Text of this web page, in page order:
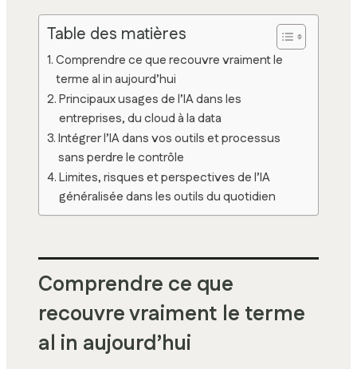
Table des matières
Comprendre ce que recouvre vraiment le
terme al in aujourd’hui
Principaux usages de l’IA dans les
entreprises, du cloud à la data
Intégrer l’IA dans vos outils et processus
sans perdre le contrôle
Limites, risques et perspectives de l’IA
généralisée dans les outils du quotidien
Comprendre ce que
recouvre vraiment le terme
al in aujourd’hui